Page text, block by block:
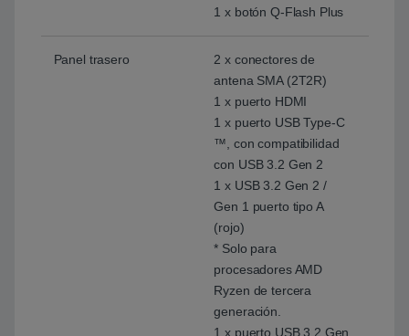
1 x botón Q-Flash Plus
Panel trasero
2 x conectores de
antena SMA (2T2R)
1 x puerto HDMI
1 x puerto USB Type-C
™, con compatibilidad
con USB 3.2 Gen 2
1 x USB 3.2 Gen 2 /
Gen 1 puerto tipo A
(rojo)
* Solo para
procesadores AMD
Ryzen de tercera
generación.
1 x puerto USB 3.2 Gen